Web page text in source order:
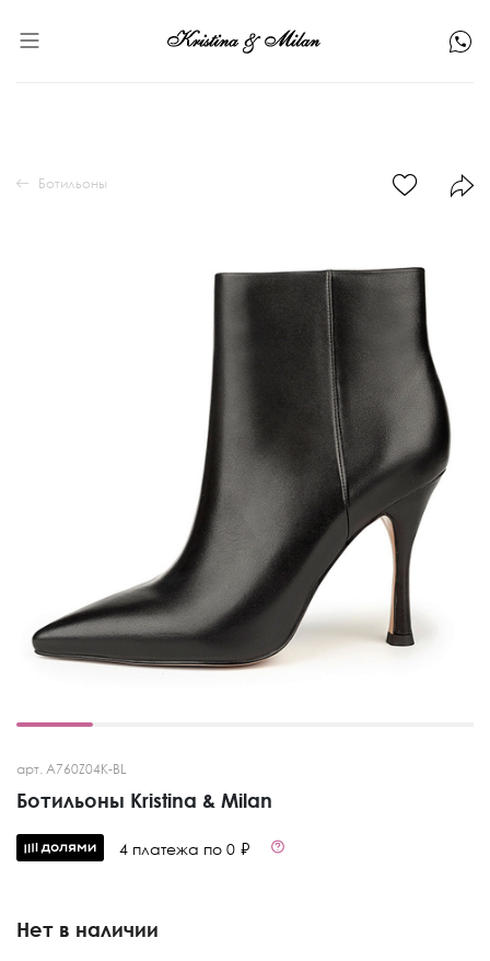
арт. A760Z04K-BL
Ботильоны Kristina & Milan
4 платежа по 0 ₽
Нет в наличии
Ботильоны